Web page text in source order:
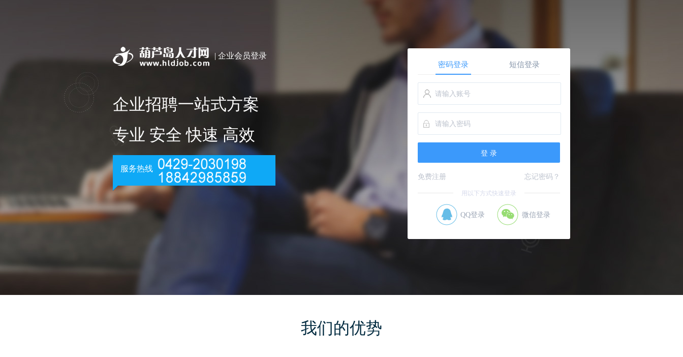
| 企业会员登录
企业招聘一站式方案
专业 安全 快速 高效
服务热线
密码登录 短信登录
免费注册 忘记密码？
用以下方式快速登录
QQ登录 微信登录
我们的优势